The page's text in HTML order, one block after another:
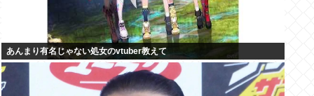
あんまり有名じゃない処女のvtuber教えて